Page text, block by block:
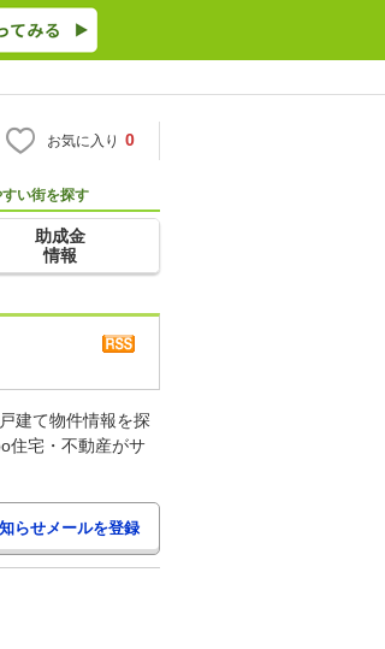
お気に入り 0
い街を探す
助成金
情報
建て物件情報を探
住宅・不動産がサ